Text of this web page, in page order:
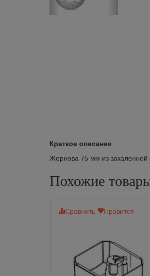
Краткое описание
Жернова 75 мм из закаленной
Похожие
Сравнить Нравится